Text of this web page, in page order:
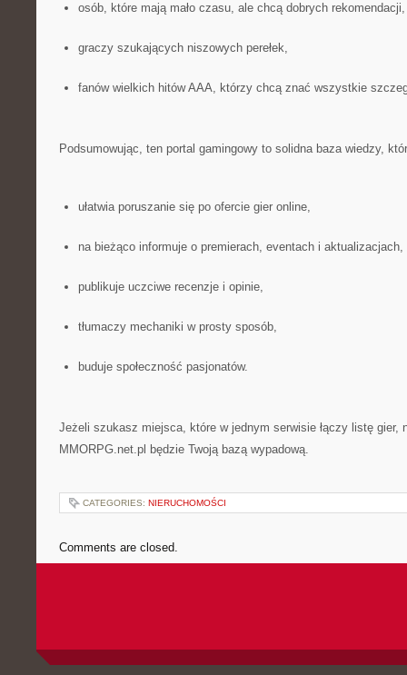
osób, które mają mało czasu, ale chcą dobrych rekomendacji,
graczy szukających niszowych perełek,
fanów wielkich hitów AAA, którzy chcą znać wszystkie
Podsumowując, ten portal gamingowy to solidna baza wiedzy,
ułatwia poruszanie się po ofercie gier online,
na bieżąco informuje o premierach, eventach i aktualizacjach,
publikuje uczciwe recenzje i opinie,
tłumaczy mechaniki w prosty sposób,
buduje społeczność pasjonatów.
Jeżeli szukasz miejsca, które w jednym serwisie łączy listę gier,
MMORPG.net.pl będzie Twoją bazą wypadową.
CATEGORIES: NIERUCHOMOŚCI
Comments are closed.